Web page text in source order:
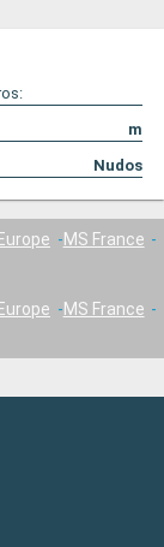
m
Nudos
MS France
MS France